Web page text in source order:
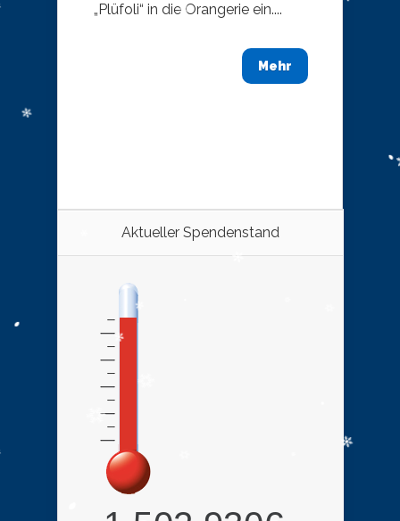
„Plüfoli“ in die Orangerie ein....
Mehr
Aktueller Spendenstand